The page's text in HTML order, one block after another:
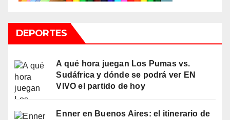
DEPORTES
A qué hora juegan Los Pumas vs.
Sudáfrica y dónde se podrá ver EN
VIVO el partido de hoy
Enner en Buenos Aires: el itinerario de